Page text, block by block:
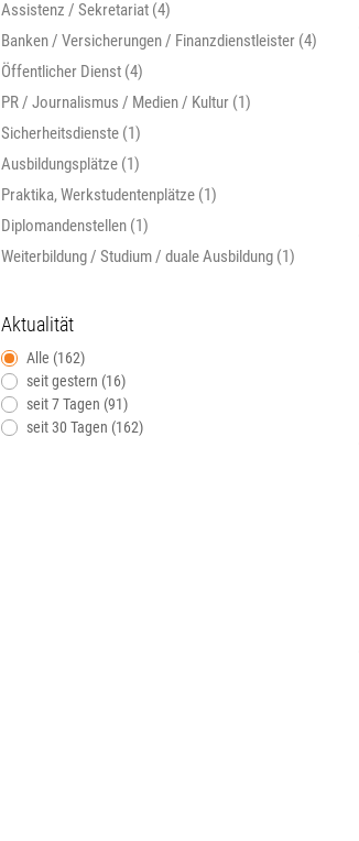
Assistenz / Sekretariat (4)
Banken / Versicherungen / Finanzdienstleister (4)
Öffentlicher Dienst (4)
PR / Journalismus / Medien / Kultur (1)
Sicherheitsdienste (1)
Ausbildungsplätze (1)
Praktika, Werkstudentenplätze (1)
Diplomandenstellen (1)
Weiterbildung / Studium / duale Ausbildung (1)
Aktualität
Alle (162)
seit gestern (16)
seit 7 Tagen (91)
seit 30 Tagen (162)